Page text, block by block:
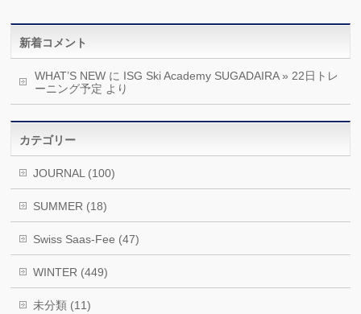
新着コメント
WHAT’S NEW に ISG Ski Academy SUGADAIRA » 22日トレ
ーニング予定 より
カテゴリー
JOURNAL (100)
SUMMER (18)
Swiss Saas-Fee (47)
WINTER (449)
未分類 (11)